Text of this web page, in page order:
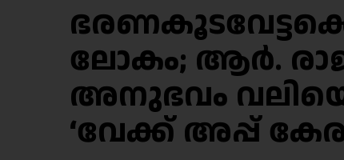
ലോകം; ആർ.
അനുഭവം
‘വേക്ക് അപ്പ്